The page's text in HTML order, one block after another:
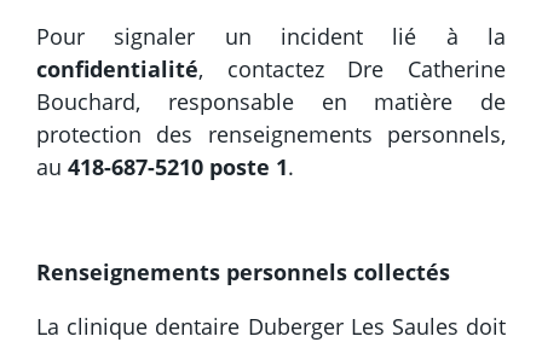
Pour signaler un incident lié à la
confidentialité, contactez Dre Catherine
Bouchard, responsable en matière de
protection des renseignements personnels,
au 418-687-5210 poste 1.
Renseignements personnels collectés
La clinique dentaire Duberger Les Saules doit